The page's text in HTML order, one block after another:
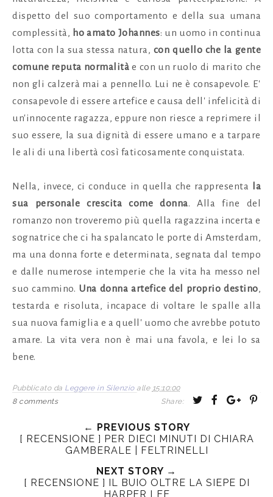
dispetto del suo comportamento e della sua umana
complessità, ho amato Johannes: un uomo in continua
lotta con la sua stessa natura, con quello che la gente
comune reputa normalità e con un ruolo di marito che
non gli calzerà mai a pennello. Lui ne è consapevole. E'
consapevole di essere artefice e causa dell' infelicità di
un'innocente ragazza, eppure non riesce a reprimere il
suo essere, la sua dignità di essere umano e a tarpare
le ali di una libertà così faticosamente conquistata.
Nella, invece, ci conduce in quella che rappresenta
la
sua personale crescita
come donna. Alla fine del
romanzo non troveremo più quella ragazzina incerta e
sognatrice che ci ha spalancato le porte di Amsterdam,
ma una donna forte e determinata, segnata dal tempo
e dalle numerose intemperie che la vita ha messo nel
suo cammino. Una donna artefice del proprio destino,
testarda e risoluta, incapace di voltare le spalle alla
sua nuova famiglia e a quell' uomo che avrebbe potuto
amare. La vita vera non è mai una favola, e lei lo sa
bene.
Pubblicato da Leggere in Silenzio alle 15:10:00
8 comments
Share:
T
e
T
h
r
O
n
r
O
n
← PREVIOUS STORY
[ RECENSIONE ] PER DIECI MINUTI DI CHIARA
GAMBERALE | FELTRINELLI
NEXT STORY →
[ RECENSIONE ] IL BUIO OLTRE LA SIEPE DI
HARPER LEE